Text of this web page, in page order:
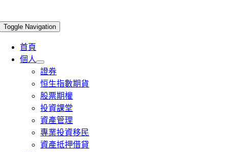
Toggle Navigation
首頁
個人
證券
恒生指數期貨
股票期權
投資課堂
資產管理
專業投資移民
資產抵押借貸